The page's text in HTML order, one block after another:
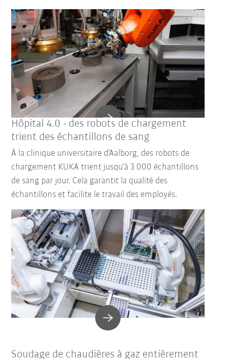
Hôpital 4.0 - des robots de chargement
trient des échantillons de sang
À la clinique universitaire d’Aalborg, des robots de
chargement KUKA trient jusqu’à 3 000 échantillons
de sang par jour. Cela garantit la qualité des
échantillons et facilite le travail des employés.
Soudage de chaudières à gaz entièrement